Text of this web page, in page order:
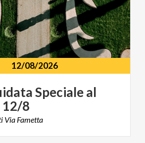
12/08/2026
Specialeal
12/8
Via Fametta